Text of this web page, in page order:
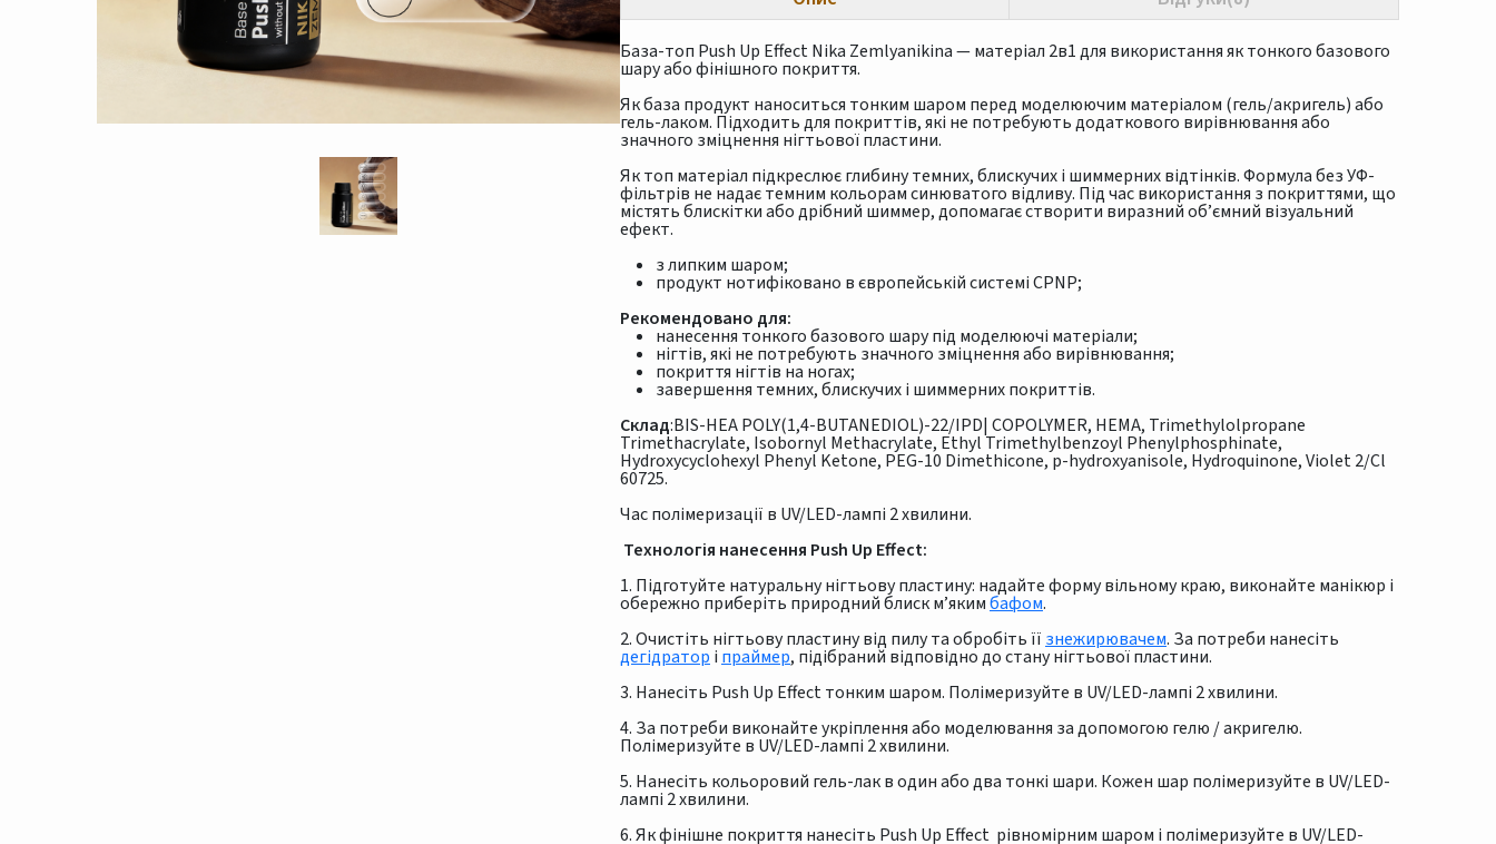
База-топ Push Up Effect Nika Zemlyanikina — матеріал 2в1 для використання як тонкого базового
шару або фінішного покриття.
Як база продукт наноситься тонким шаром перед моделюючим матеріалом (гель/акригель) або
гель-лаком. Підходить для покриттів, які не потребують додаткового вирівнювання або
значного зміцнення нігтьової пластини.
Як топ матеріал підкреслює глибину темних, блискучих і шиммерних відтінків. Формула без УФ-
фільтрів не надає темним кольорам синюватого відливу. Під час використання з покриттями, що
містять блискітки або дрібний шиммер, допомагає створити виразний об’ємний візуальний
ефект.
з липким шаром;
продукт нотифіковано в європейській системі CPNP;
Рекомендовано для:
нанесення тонкого базового шару під моделюючі матеріали;
нігтів, які не потребують значного зміцнення або вирівнювання;
покриття нігтів на ногах;
завершення темних, блискучих і шиммерних покриттів.
Склад:BIS-HEA POLY(1,4-BUTANEDIOL)-22/IPD| COPOLYMER, HEMA, Trimethylolpropane
Trimethacrylate, Isobornyl Methacrylate, Ethyl Trimethylbenzoyl Phenylphosphinate,
Hydroxycyclohexyl Phenyl Ketone, PEG-10 Dimethicone, p-hydroxyanisole, Hydroquinone, Violet 2/Cl
60725.
Час полімеризації в UV/LED-лампі 2 хвилини.
Технологія нанесення Push Up Effect:
1. Підготуйте натуральну нігтьову пластину: надайте форму вільному краю, виконайте манікюр і
обережно приберіть природний блиск м’якимбафом.
2. Очистіть нігтьову пластину від пилу та обробіть її знежирювачем. За потреби нанесіть
дегідратор і праймер, підібраний відповідно до стану нігтьової пластини.
3. Нанесіть Push Up Effect тонким шаром. Полімеризуйте в UV/LED-лампі 2 хвилини.
4. За потреби виконайте укріплення або моделювання за допомогою гелю / акригелю.
Полімеризуйте в UV/LED-лампі 2 хвилини.
5. Нанесіть кольоровий гель-лак в один або два тонкі шари. Кожен шар полімеризуйте в UV/LED-
лампі 2 хвилини.
6. Як фінішне покриття нанесіть Push Up Effect рівномірним шаром і полімеризуйте в UV/LED-